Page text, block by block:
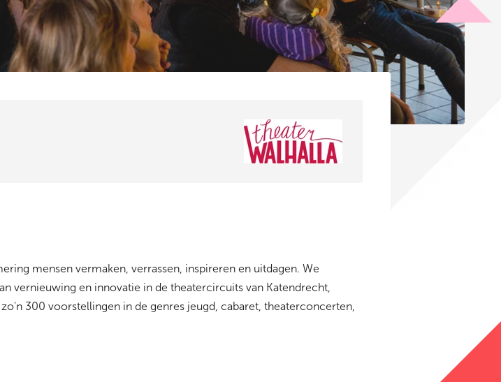
mensen vermaken, verrassen, inspireren en uitdagen. We
vernieuwing en innovatie in de theatercircuits van Katendrecht,
300 voorstellingen in de genres jeugd, cabaret, theaterconcerten,